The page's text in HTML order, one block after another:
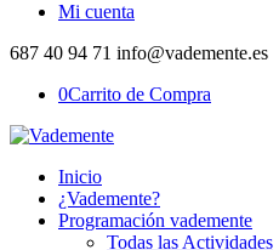
Mi cuenta
687 40 94 71 info@vademente.es
0Carrito de Compra
Inicio
¿Vademente?
Programación vademente
Todas las Actividades